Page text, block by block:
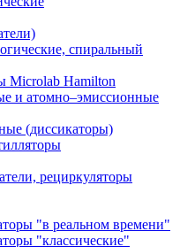
спиральный
Microlab Hamilton
и атомно–эмиссионные
(диссикаторы)
рециркуляторы
"в реальном времени"
"классические"